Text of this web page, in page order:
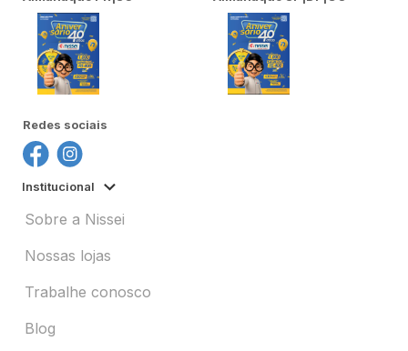
Redes sociais
Institucional
Sobre a Nissei
Nossas lojas
Trabalhe conosco
Blog